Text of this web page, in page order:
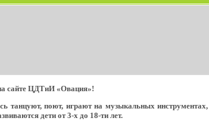
сайте ЦДТиИ «Овация»!
танцуют, поют, играют на музыкальных инструментах,
дети от 3-х до 18-ти лет.